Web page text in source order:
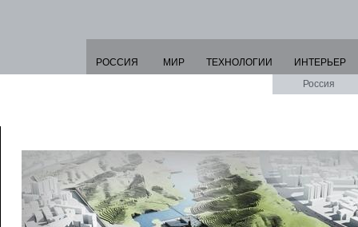
РОССИЯ МИР ТЕХНОЛОГИИ
ИНТЕРЬЕР
Россия